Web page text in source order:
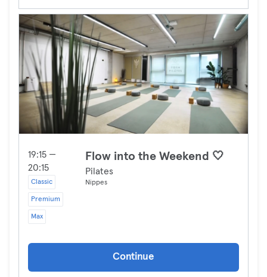
19:15 —
20:15
Classic
Premium
Max
Flow into the Weekend 🤍
Pilates
Nippes
Continue